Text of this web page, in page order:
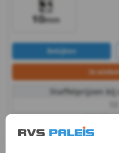
Kabel,
ketting,
toebeh.
Seilflechter
Kikker
Bekijken
In
Staffelprijzen bij